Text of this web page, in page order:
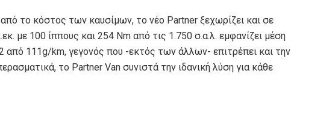
το κόστος των καυσίμων, το νέο Partner ξεχωρίζει και σε
με 100 ίππους και 254 Nm από τις 1.750 σ.α.λ. εμφανίζει μέση
111g/km, γεγονός που -εκτός των άλλων- επιτρέπει και την
το Partner Van συνιστά την ιδανική λύση για κάθε